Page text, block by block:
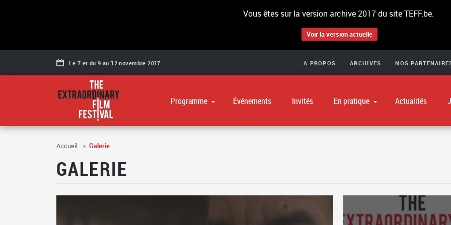
Vous êtes sur la version archive 2017 du site TEFF.be.
Voir la version actuelle
Le 7 et du 9 au 12 novembre 2017
A PROPOS ARCHIVES NOS
Programme
Événements Invités En pratique
Loger sur place
Actualités
Accueil Galerie
GALERIE